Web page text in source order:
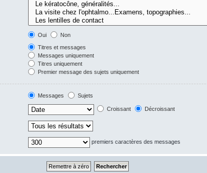
Oui
Non
Titres et messages
Messages uniquement
Titres uniquement
Premier message des sujets uniquement
Messages
Sujets
Croissant Décroissant
premiers caractères des messages